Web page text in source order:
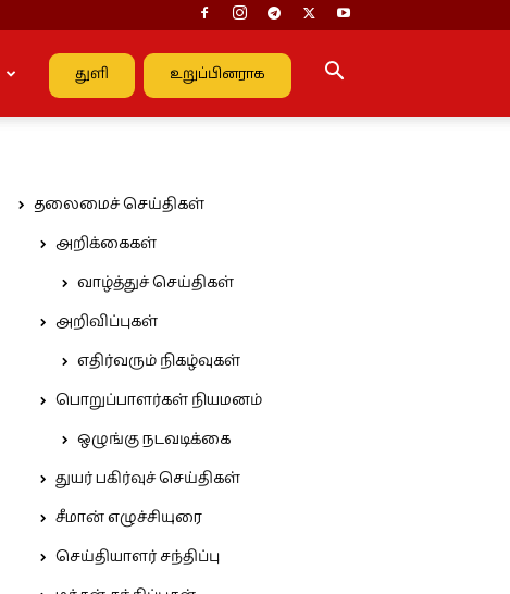
துளி உறுப்பினராக
தலைமைச் செய்திகள்
அறிக்கைகள்
வாழ்த்துச் செய்திகள்
அறிவிப்புகள்
எதிர்வரும் நிகழ்வுகள்
பொறுப்பாளர்கள் நியமனம்
ஒழுங்கு நடவடிக்கை
துயர் பகிர்வுச் செய்திகள்
சீமான் எழுச்சியுரை
செய்தியாளர் சந்திப்பு